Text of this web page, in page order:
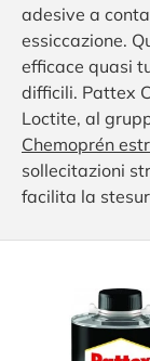
adesive a
essiccazione.
efficace quasi
difficili. Pattex
Loctite, al
Chemoprén
sollecitazioni
facilita la